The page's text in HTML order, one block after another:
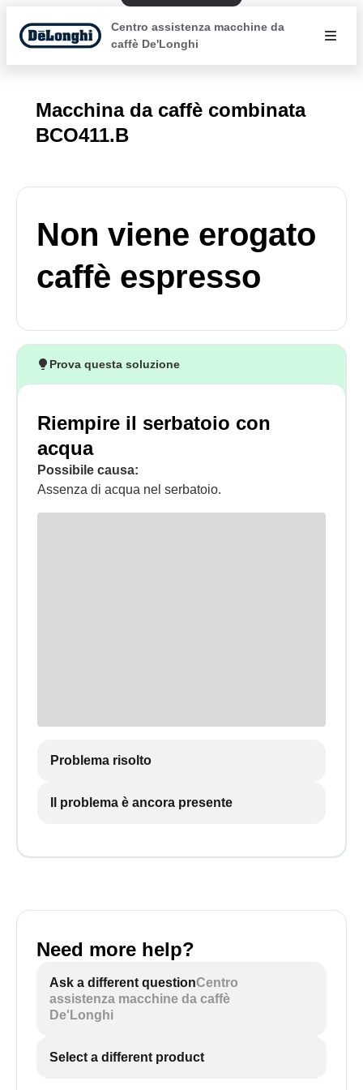
Centro assistenza macchine da
caffè De'Longhi
Macchina da caffè combinata
BCO411.B
Non viene erogato
caffè espresso
Prova questa soluzione
Riempire il serbatoio con
acqua
Possibile causa:
Assenza di acqua nel serbatoio.
Problema risolto
Il problema è ancora presente
Need more help?
Ask a different questionCentro
assistenza macchine da caffè
De'Longhi
Select a different product